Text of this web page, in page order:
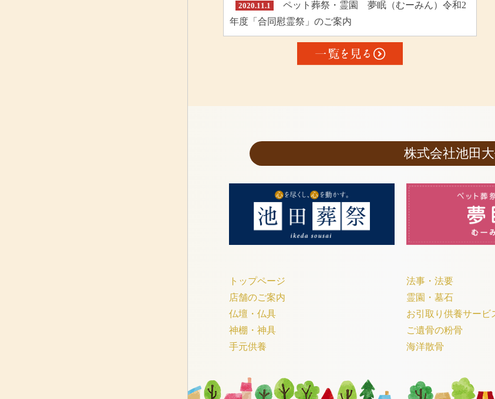
2020.11.1
ペット葬祭・霊園 夢眠（むーみん）令和2
年度「合同慰霊祭」のご案内
株式会社池田
トップページ
店舗のご案内
仏壇・仏具
神棚・神具
手元供養
法事・法要
霊園・墓石
お引取り供養サービ
ご遺骨の粉骨
海洋散骨